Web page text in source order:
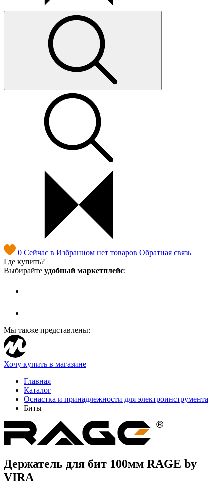
0 Сейчас в Избранном нет товаров Обратная связь
Где купить?
Выбирайте удобный маркетплейс:
Мы также представлены:
Хочу купить в магазине
Главная
Каталог
Оснастка и принадлежности для электроинструмента
Биты
Держатель для бит 100мм RAGE by
VIRA